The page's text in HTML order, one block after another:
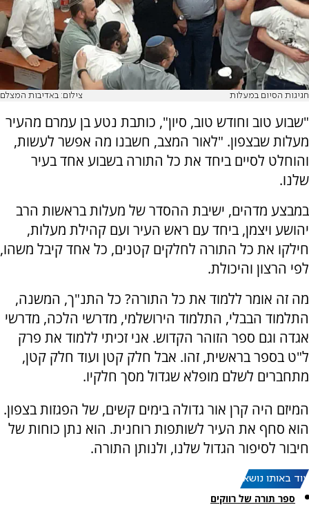
חגיגות הסיום במעלות צילום: באדיבות המצלם
"שבוע טוב וחודש טוב, סיון", כותבת נטע בן עמרם מהעיר
מעלות שבצפון. "לאור המצב, חשבנו מה אפשר לעשות,
והוחלט לסיים ביחד את כל התורה בשבוע אחד בעיר
שלנו.
במבצע מדהים, ישיבת ההסדר של מעלות בראשות הרב
יהושע ויצמן, ביחד עם ראש העיר ועם קהילת מעלות,
חילקו את כל התורה לחלקים קטנים, כל אחד קיבל משהו,
לפי הרצון והיכולת.
מה זה אומר ללמוד את כל התורה? כל התנ"ך, המשנה,
התלמוד הבבלי, התלמוד הירושלמי, מדרשי הלכה, מדרשי
אגדה וגם ספר הזוהר הקדוש. אני זכיתי ללמוד את פרק
ל"ט בספר בראשית, זהו. אבל חלק קטן ועוד חלק קטן,
מתחברים לשלם מופלא שגדול מסך חלקיו.
המיזם היה קרן אור גדולה בימים קשים, של הפגזות בצפון.
הוא סחף את העיר לשותפות רוחנית. הוא נתן כוחות של
חיבור לסיפור הגדול שלנו, ולנותן התורה.
עוד באותו נושא:
ספר תורה של רווקים